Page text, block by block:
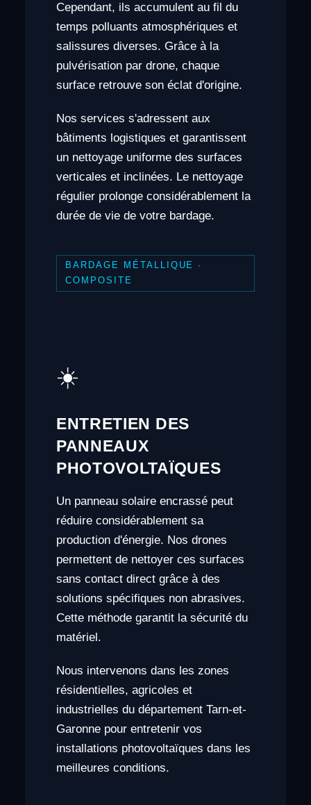
Cependant, ils accumulent au fil du
temps polluants atmosphériques et
salissures diverses. Grâce à la
pulvérisation par drone, chaque
surface retrouve son éclat d'origine.
Nos services s'adressent aux
bâtiments logistiques et garantissent
un nettoyage uniforme des surfaces
verticales et inclinées. Le nettoyage
régulier prolonge considérablement la
durée de vie de votre bardage.
BARDAGE MÉTALLIQUE ·
COMPOSITE
☀️
ENTRETIEN DES
PANNEAUX
PHOTOVOLTAÏQUES
Un panneau solaire encrassé peut
réduire considérablement sa
production d'énergie. Nos drones
permettent de nettoyer ces surfaces
sans contact direct grâce à des
solutions spécifiques non abrasives.
Cette méthode garantit la sécurité du
matériel.
Nous intervenons dans les zones
résidentielles, agricoles et
industrielles du département Tarn-et-
Garonne pour entretenir vos
installations photovoltaïques dans les
meilleures conditions.